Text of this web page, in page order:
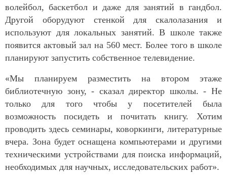
волейбол, баскетбол и даже для занятий в гандбол.
Другой оборудуют стенкой для скалолазания и
используют для локальных занятий. В школе также
появится актовый зал на 560 мест. Более того в школе
планируют запустить собственное телевидение.
«Мы планируем разместить на втором этаже
библиотечную зону, - сказал директор школы. - Не
только для того чтобы у посетителей была
возможность посидеть и почитать книгу. Хотим
проводить здесь семинары, коворкинги, литературные
вчера. Зона будет оснащена компьютерами и другими
техническими устройствами для поиска информаций,
необходимых для научных, исследовательских работ».